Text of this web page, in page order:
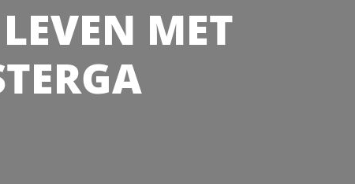
MET